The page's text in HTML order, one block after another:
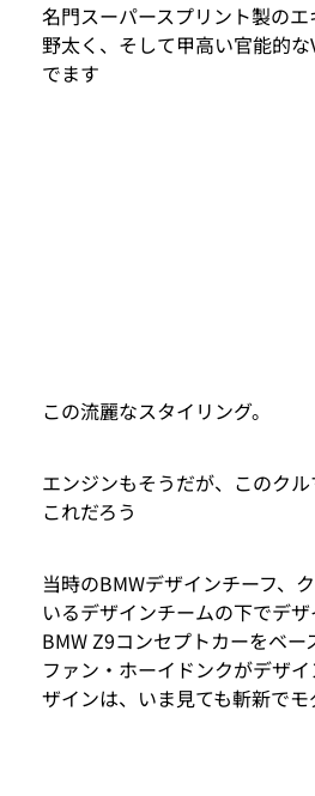
名門スーパースプリント製のエ
野太く、そして甲高い官能的
でます
この流麗なスタイリング。
エンジンもそうだが、このク
これだろう
当時のBMWデザインチーフ、
いるデザインチームの下でデ
BMW Z9コンセプトカーをベー
ファン・ホーイドンクがデザ
ザインは、いま見ても斬新でモ